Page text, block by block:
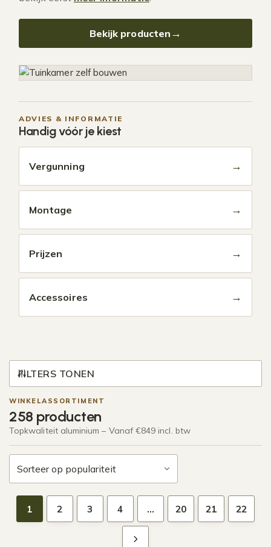
Bekijk producten
ADVIES & INFORMATIE
Handig vóór je kiest
Vergunning →
Montage →
Prijzen →
Accessoires →
FILTERS TONEN
WINKELASSORTIMENT
258 producten
Topkwaliteit aluminium – Vanaf €849 incl. btw
1 2 3 4 … 20 21 22